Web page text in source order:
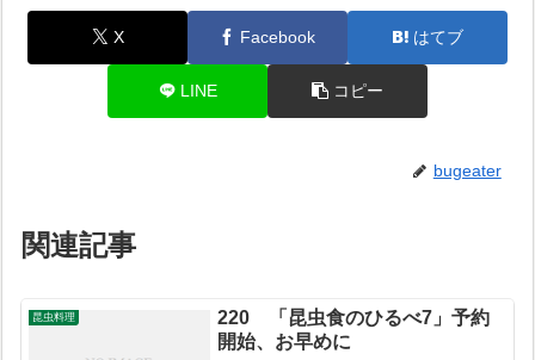
X Facebook はてブ
LINE コピー
bugeater
関連記事
昆虫料理
220 「昆虫食のひるべ7」予約
開始、お早めに